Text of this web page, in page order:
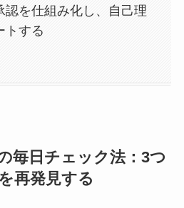
認を仕組み化し、自己理
トする
毎日チェック法：3つ
再発見する